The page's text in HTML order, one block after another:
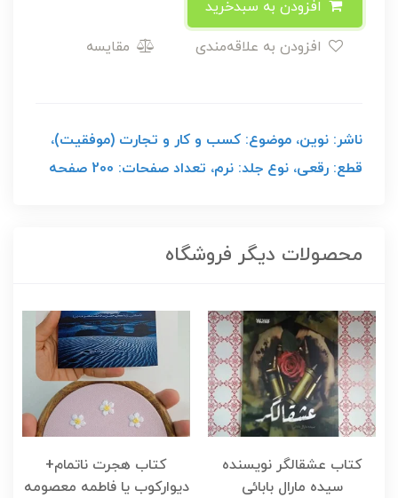
مقایسه
ناشر: نوین، موضوع: کسب و کار و تجارت (موفقیت)،
قطع: رقعی، نوع جلد: نرم، تعداد صفحات: 200 صفحه
محصولات دیگر فروشگاه
کتاب عشقالگر نویسنده
سیده مارال بابائی
کتاب هجرت ناتمام+
دیوارکوب یا فاطمه معصومه